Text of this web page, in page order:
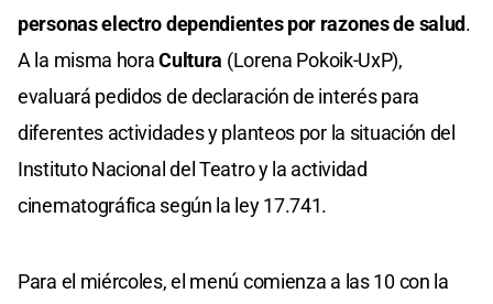
personas electro dependientes por razones de salud.
A la misma horaCultura (Lorena Pokoik-UxP),
evaluará pedidos de declaración de interés para
diferentes actividades y planteos por la situación del
Instituto Nacional del Teatro y la actividad
cinematográfica según la ley 17.741.
Para el miércoles, el menú comienza a las 10 con la